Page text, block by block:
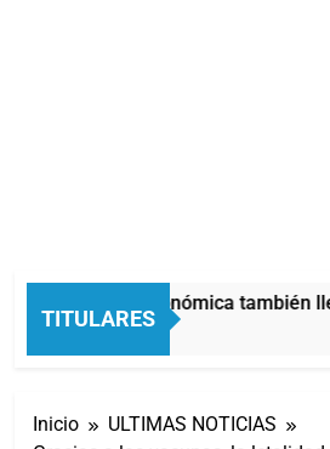
TITULARES
La crisis económica también
7 Horas Atrás
Inicio
ULTIMAS NOTICIAS